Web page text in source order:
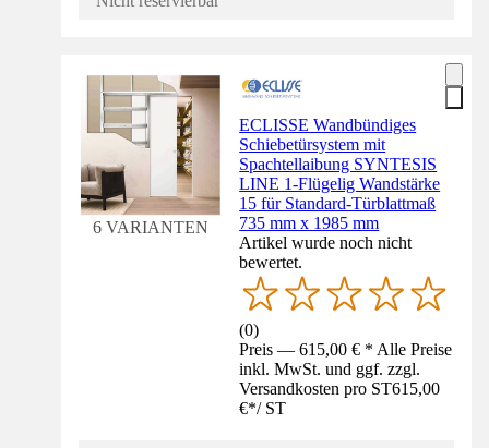
6 VARIANTEN
ECLISSE Wandbündiges
Schiebetürsystem mit
Spachtellaibung SYNTESIS
LINE 1-Flügelig Wandstärke
15 für Standard-Türblattmaß
735 mm x 1985 mm
Artikel wurde noch nicht
bewertet.
(0)
Preis — 615,00 € * Alle Preise
inkl. MwSt. und ggf. zzgl.
Versandkosten pro ST615,00
€*/ ST